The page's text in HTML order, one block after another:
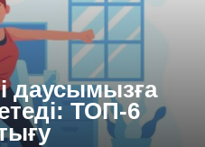
даусымызға
ТОП-6